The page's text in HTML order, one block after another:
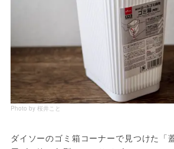
Photo by 桜井こと
ダイソーのゴミ箱コーナーで見つけた「